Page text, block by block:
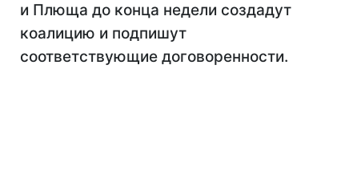
и Плюща до конца недели создадут
коалицию и подпишут
соответствующие договоренности.